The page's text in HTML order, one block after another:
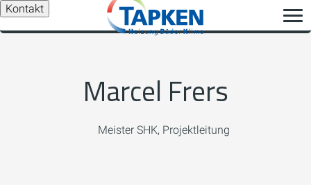
Kontakt
Marcel Frers
Meister SHK, Projektleitung